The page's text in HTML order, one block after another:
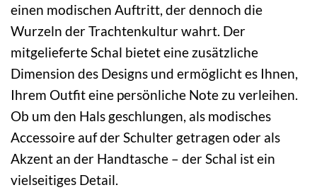
einen modischen Auftritt, der dennoch die
Wurzeln der Trachtenkultur wahrt. Der
mitgelieferte Schal bietet eine zusätzliche
Dimension des Designs und ermöglicht es Ihnen,
Ihrem Outfit eine persönliche Note zu verleihen.
Ob um den Hals geschlungen, als modisches
Accessoire auf der Schulter getragen oder als
Akzent an der Handtasche – der Schal ist ein
vielseitiges Detail.